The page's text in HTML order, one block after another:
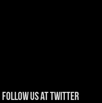
Follow us at Twitter